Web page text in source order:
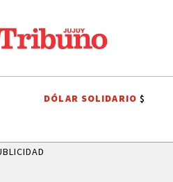
JUJUY EFEMÉRIDES BRASIL
DÓLAR SOLIDARIO$